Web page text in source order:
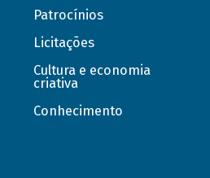
Patrocínios
Licitações
Cultura e economia
criativa
Conhecimento